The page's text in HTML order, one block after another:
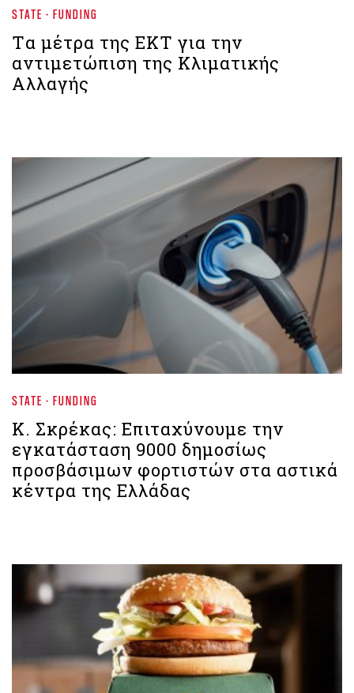
STATE - FUNDING
Tα μέτρα της ΕΚΤ για την
αντιμετώπιση της Κλιματικής
Αλλαγής
STATE - FUNDING
Κ. Σκρέκας: Επιταχύνουμε την
εγκατάσταση 9000 δημοσίως
προσβάσιμων φορτιστών στα αστικά
κέντρα της Ελλάδας